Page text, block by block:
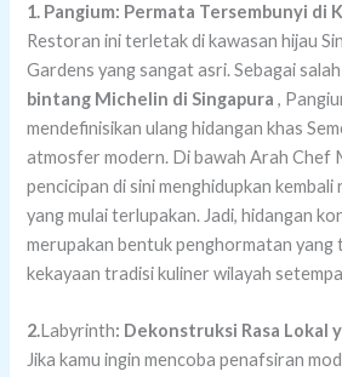
1. Pangium: Permata Tersembunyi di
Restoran ini terletak di kawasan hijau
Gardens yang sangat asri. Sebagai
bintang Michelin di Singapura ,
mendefinisikan ulang hidangan khas
atmosfer modern. Di bawah Arah Chef
pencicipan di sini menghidupkan
yang mulai terlupakan. Jadi, hidangan
merupakan bentuk penghormatan yang
kekayaan tradisi kuliner wilayah
2.Labyrinth: Dekonstruksi Rasa Lokal
Jika kamu ingin mencoba penafsiran